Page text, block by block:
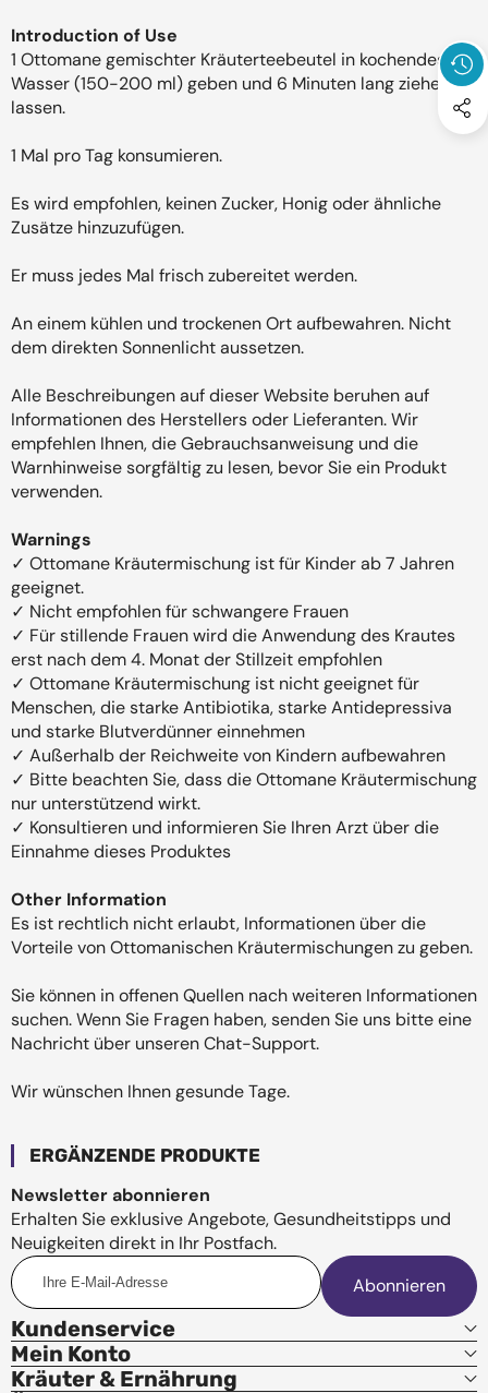
Introduction of Use
1 Ottomane gemischter Kräuterteebeutel in kochendes
Wasser (150-200 ml) geben und 6 Minuten lang ziehen
lassen.
1 Mal pro Tag konsumieren.
Es wird empfohlen, keinen Zucker, Honig oder ähnliche
Zusätze hinzuzufügen.
Er muss jedes Mal frisch zubereitet werden.
An einem kühlen und trockenen Ort aufbewahren. Nicht
dem direkten Sonnenlicht aussetzen.
Alle Beschreibungen auf dieser Website beruhen auf
Informationen des Herstellers oder Lieferanten. Wir
empfehlen Ihnen, die Gebrauchsanweisung und die
Warnhinweise sorgfältig zu lesen, bevor Sie ein Produkt
verwenden.
Warnings
✓ Ottomane Kräutermischung ist für Kinder ab 7 Jahren
geeignet.
✓ Nicht empfohlen für schwangere Frauen
✓ Für stillende Frauen wird die Anwendung des Krautes
erst nach dem 4. Monat der Stillzeit empfohlen
✓ Ottomane Kräutermischung ist nicht geeignet für
Menschen, die starke Antibiotika, starke Antidepressiva
und starke Blutverdünner einnehmen
✓ Außerhalb der Reichweite von Kindern aufbewahren
✓ Bitte beachten Sie, dass die Ottomane Kräutermischung
nur unterstützend wirkt.
✓ Konsultieren und informieren Sie Ihren Arzt über die
Einnahme dieses Produktes
Other Information
Es ist rechtlich nicht erlaubt, Informationen über die
Vorteile von Ottomanischen Kräutermischungen zu geben.
Sie können in offenen Quellen nach weiteren Informationen
suchen. Wenn Sie Fragen haben, senden Sie uns bitte eine
Nachricht über unseren Chat-Support.
Wir wünschen Ihnen gesunde Tage.
ERGÄNZENDE PRODUKTE
Newsletter abonnieren
Erhalten Sie exklusive Angebote, Gesundheitstipps und
Neuigkeiten direkt in Ihr Postfach.
Ihre
E-
Mail-
Adresse
Abonnieren
Kundenservice
Mein Konto
Kräuter & Ernährung